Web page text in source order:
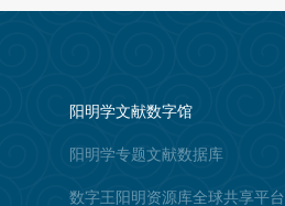
阳明学文献数字馆
阳明学专题文献数据库
数字王阳明资源库全球共享平台